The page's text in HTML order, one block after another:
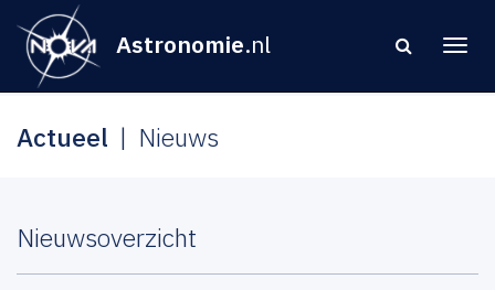
Astronomie.nl
Actueel Nieuws
Nieuwsoverzicht